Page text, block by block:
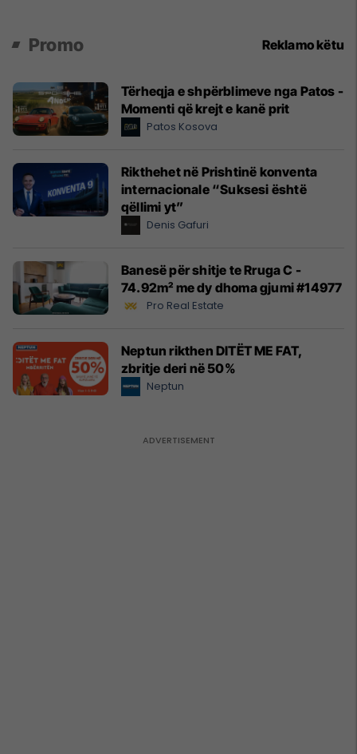
Promo Reklamo këtu
Tërheqja e shpërblimeve nga Patos -
Momenti që krejt e kanë prit
Patos Kosova
Rikthehet në Prishtinë konventa
internacionale “Suksesi është
qëllimi yt”
Denis Gafuri
Banesë për shitje te Rruga C -
74.92m² me dy dhoma gjumi #14977
Pro Real Estate
Neptun rikthen DITËT ME FAT,
zbritje deri në 50%
Neptun